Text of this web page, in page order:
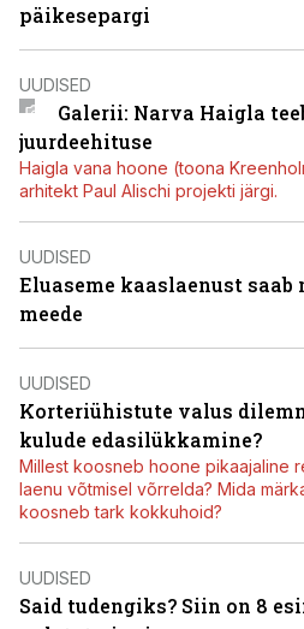
päikesepargi
UUDISED
Galerii: Narva Haigla
juurdeehituse
Haigla vana hoone (toona
arhitekt Paul Alischi projekti järgi.
UUDISED
Eluaseme kaaslaenust saab
meede
UUDISED
Korteriühistute valus
kulude edasilükkamine?
Millest koosneb hoone pikaajaline
laenu võtmisel võrrelda? Mida
koosneb tark kokkuhoid?
UUDISED
Said tudengiks? Siin on 8